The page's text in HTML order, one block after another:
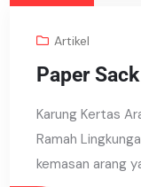
Artikel
Paper
Karung Kertas
Ramah
kemasan arang